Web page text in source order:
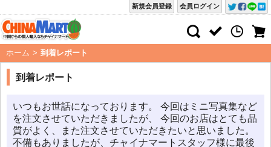
会員ログイン
新規会員登録
ホーム > 到着レポート
到着レポート
いつもお世話になっております。 今回はミニ写真集など
を注文させていただきましたが、 今回のお店はとても品
質がよく、また注文させていただきたいと思いました。
不備もありましたが、チャイナマートスタッフ様に最後